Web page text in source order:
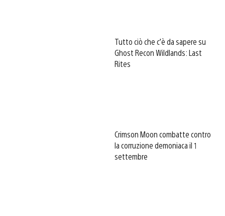
Tutto ciò che c’è da sapere su
Ghost Recon Wildlands: Last
Rites
Crimson Moon combatte contro
la corruzione demoniaca il 1
settembre